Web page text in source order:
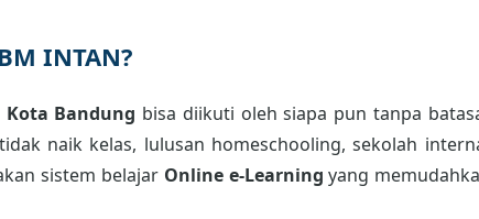
INTAN?
Bandung bisa diikuti oleh siapa pun tanpa
naik kelas, lulusan homeschooling, sekolah
sistem belajar Online e-Learning yang